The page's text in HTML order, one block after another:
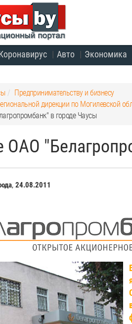
Авто Экономика
Предпринимательству и бизнесу
дирекции по Могилевской
в городе Чаусы
ОАО
, 24.08.2011